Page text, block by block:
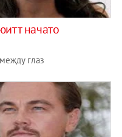
начато
глаз